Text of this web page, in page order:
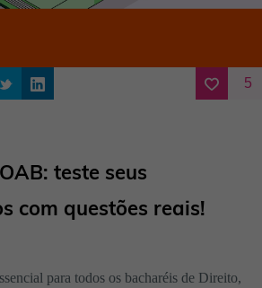
5
teste seus
com questões reais!
para todos os bacharéis de Direito,